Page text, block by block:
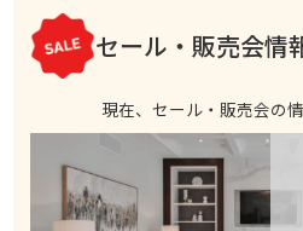
セール・販売会情
現在、セール・販売会の